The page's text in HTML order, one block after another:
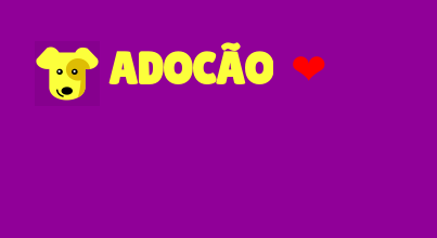
ADOCÃO ❤